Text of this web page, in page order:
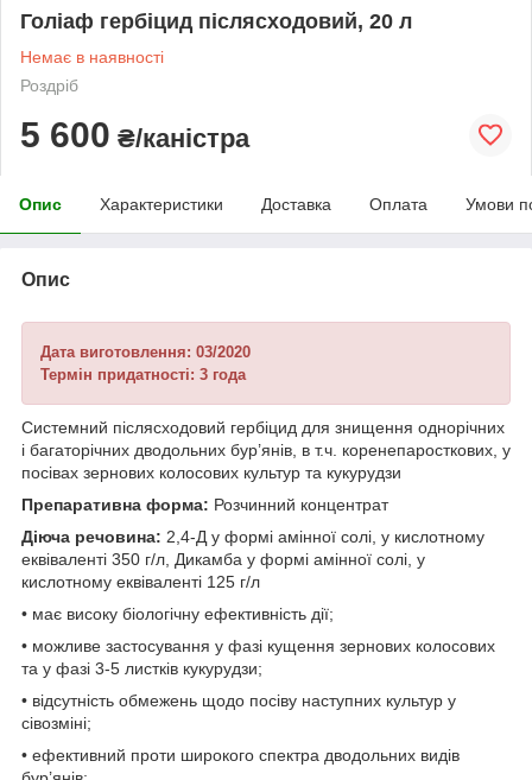
Голіаф гербіцид післясходовий, 20 л
Немає в наявності
Роздріб
5 600 ₴/каністра
Опис Характеристики Доставка Оплата Умови
Опис
Дата виготовлення: 03/2020
Термін придатності: 3 года
Системний післясходовий гербіцид для знищення однорічних
і багаторічних дводольних бур’янів, в т.ч. коренепаросткових, у
посівах зернових колосових культур та кукурудзи
Препаративна форма: Розчинний концентрат
Дiюча речовина: 2,4-Д у формі амінної солі, у кислотному
еквіваленті 350 г/л, Дикамба у формі амінної солі, у
кислотному еквіваленті 125 г/л
• має високу біологічну ефективність дії;
• можливе застосування у фазі кущення зернових колосових
та у фазі 3-5 листків кукурудзи;
• відсутність обмежень щодо посіву наступних культур у
сівозміні;
• ефективний проти широкого спектра дводольних видів